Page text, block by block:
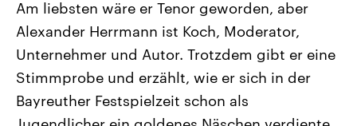
Landtagswahl Sachsen-Anhalt
2026
Alle Informationen
Sachsen-Anhalt wählt am 6.
September 2026 einen neuen
Landtag. Seit 2021 wird das
Bundesland von einer Koalition aus
USA
Aktuelle Beiträge,
Hintergründe
Wirtschaftlich und
gehören die Vereinigten
den mächtigsten Ländern
mit großem Einfluss auf
Am liebsten wäre er Tenor geworden, aber
Alexander Herrmann ist Koch, Moderator,
Unternehmer und Autor. Trotzdem gibt er eine
Stimmprobe und erzählt, wie er sich in der
Bayreuther Festspielzeit schon als